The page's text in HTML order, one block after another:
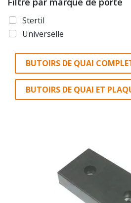
Stertil
Universelle
BUTOIRS DE QUAI
BUTOIRS DE QUAI ET